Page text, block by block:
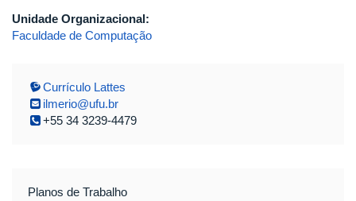
Unidade Organizacional:
Faculdade de Computação
Currículo Lattes
ilmerio@ufu.br
+55 34 3239-4479
Planos de Trabalho